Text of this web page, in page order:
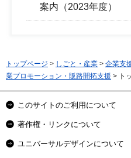
案内（2023年度）
トップページ > しごと・産業 > 企業支
業プロモーション・販路開拓支援 > ト
このサイトのご利用について
著作権・リンクについて
ユニバーサルデザインについて